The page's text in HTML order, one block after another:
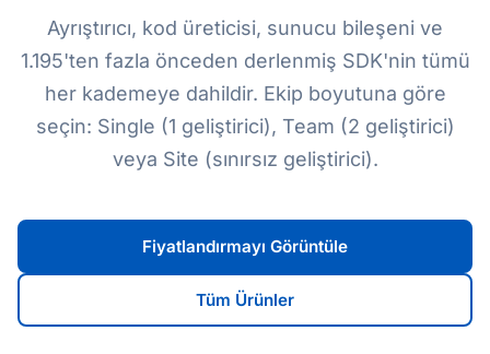
Ayrıştırıcı, kod üreticisi, sunucu bileşeni ve
1.195'ten fazla önceden derlenmiş SDK'nin tümü
her kademeye dahildir. Ekip boyutuna göre
seçin: Single (1 geliştirici), Team (2 geliştirici)
veya Site (sınırsız geliştirici).
Fiyatlandırmayı Görüntüle
Tüm Ürünler